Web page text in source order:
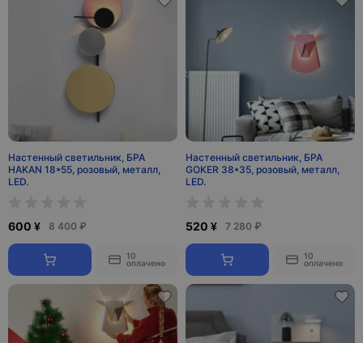
Настенный светильник, БРА
HAKAN 18*55, розовый, металл,
LED.
600 ¥ 8 400 ₽
10
оплачено
Настенный светильник, БРА
GOKER 38*35, розовый, металл,
LED.
520 ¥ 7 280 ₽
10
оплачено